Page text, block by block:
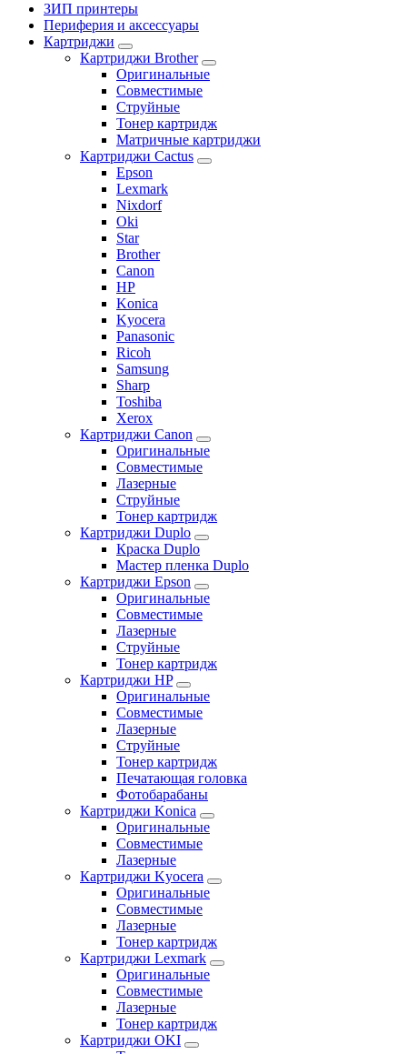
ЗИП принтеры
Периферия и аксессуары
Картриджи
Картриджи Brother
Оригинальные
Совместимые
Струйные
Тонер картридж
Матричные картриджи
Картриджи Cactus
Epson
Lexmark
Nixdorf
Oki
Star
Brother
Canon
HP
Konica
Kyocera
Panasonic
Ricoh
Samsung
Sharp
Toshiba
Xerox
Картриджи Canon
Оригинальные
Совместимые
Лазерные
Струйные
Тонер картридж
Картриджи Duplo
Краска Duplo
Мастер пленка Duplo
Картриджи Epson
Оригинальные
Совместимые
Лазерные
Струйные
Тонер картридж
Картриджи HP
Оригинальные
Совместимые
Лазерные
Струйные
Тонер картридж
Печатающая головка
Фотобарабаны
Картриджи Konica
Оригинальные
Совместимые
Лазерные
Картриджи Kyocera
Оригинальные
Совместимые
Лазерные
Тонер картридж
Картриджи Lexmark
Оригинальные
Совместимые
Лазерные
Тонер картридж
Картриджи OKI